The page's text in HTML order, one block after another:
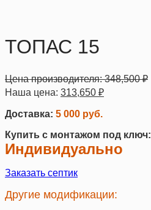
ТОПАС 15
Цена производителя:348,500₽
Наша цена: 313,650 ₽
Доставка: 5 000 руб.
Купить с монтажом под ключ:
Индивидуально
Заказать септик
Другие модификации: